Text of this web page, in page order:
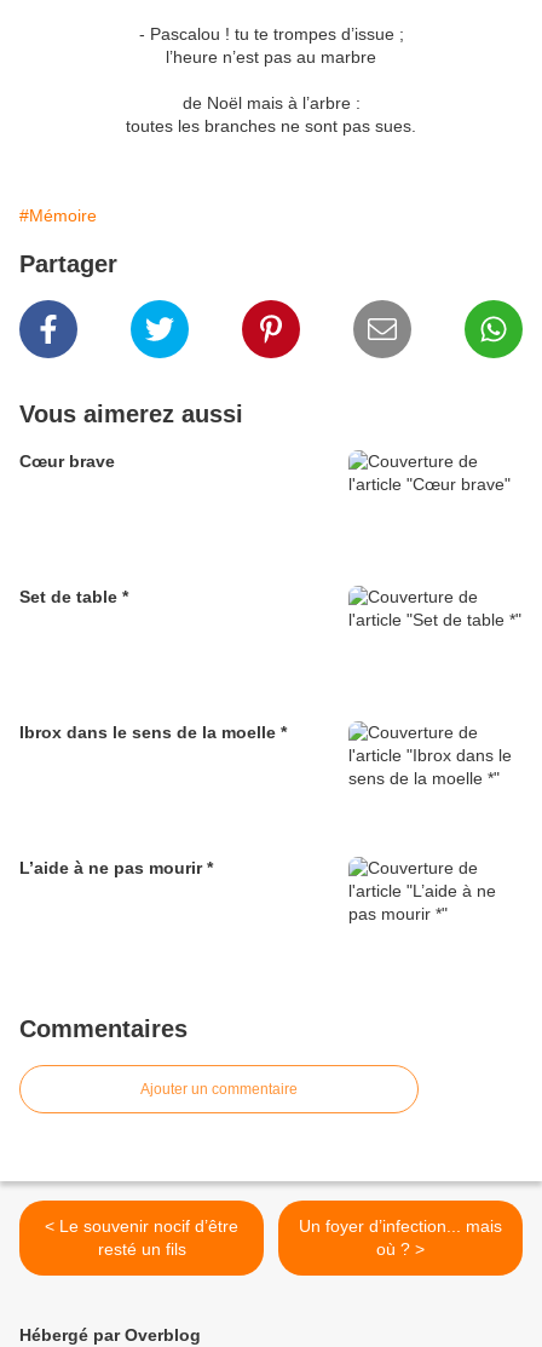
- Pascalou ! tu te trompes d’issue ;
l’heure n’est pas au marbre
de Noël mais à l’arbre :
toutes les branches ne sont pas sues.
#Mémoire
Partager
Vous aimerez aussi
Cœur brave
Set de table *
Ibrox dans le sens de la moelle *
L’aide à ne pas mourir *
Commentaires
Ajouter un commentaire
< Le souvenir nocif d’être
resté un fils
Un foyer d’infection... mais
où ? >
Hébergé par Overblog